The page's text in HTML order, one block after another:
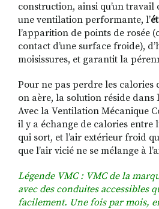
construction, ainsi qu’un travail
une ventilation performante, l’
l’apparition de points de rosée
contact d’une surface froide),
moisissures, et garantit la
Pour ne pas perdre les calories
on aère, la solution réside dans
Avec la Ventilation Mécanique
il y a échange de calories entre
qui sort, et l’air extérieur froid
que l’air vicié ne se mélange à
Légende VMC : VMC de la
avec des conduites accessibles
facilement. Une fois par mois,